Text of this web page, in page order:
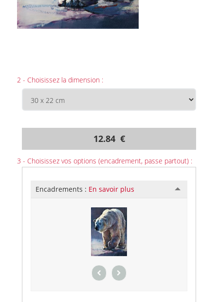
2 - Choisissez la dimension :
12.84 €
3 - Choisissez vos options (encadrement, passe partout) :
Encadrements : En savoir plus